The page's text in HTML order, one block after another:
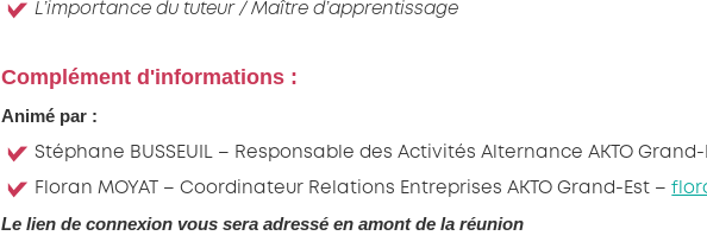
L’importance du tuteur / Maître d’apprentissage
Complément d'informations :
Animé par :
Stéphane BUSSEUIL – Responsable des Activités Alternance AKTO
Floran MOYAT – Coordinateur Relations Entreprises AKTO Grand-Est –
Le lien de connexion vous sera adressé en amont de la réunion